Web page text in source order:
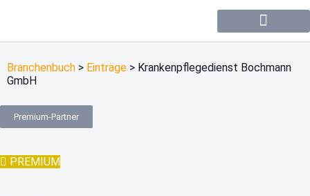
Branchenbuch > Einträge > Krankenpflegedienst Bochmann
GmbH
Premium-Partner
PREMIUM